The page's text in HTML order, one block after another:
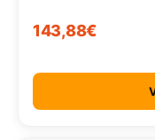
143,88€